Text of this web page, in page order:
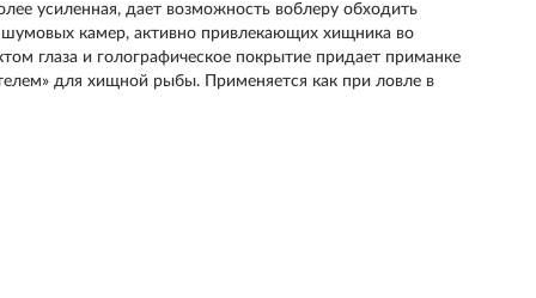
усиленная, дает возможность воблеру обходить
камер, активно привлекающих хищника во
глаза и голографическое покрытие придает приманке
для хищной рыбы. Применяется как при ловле в